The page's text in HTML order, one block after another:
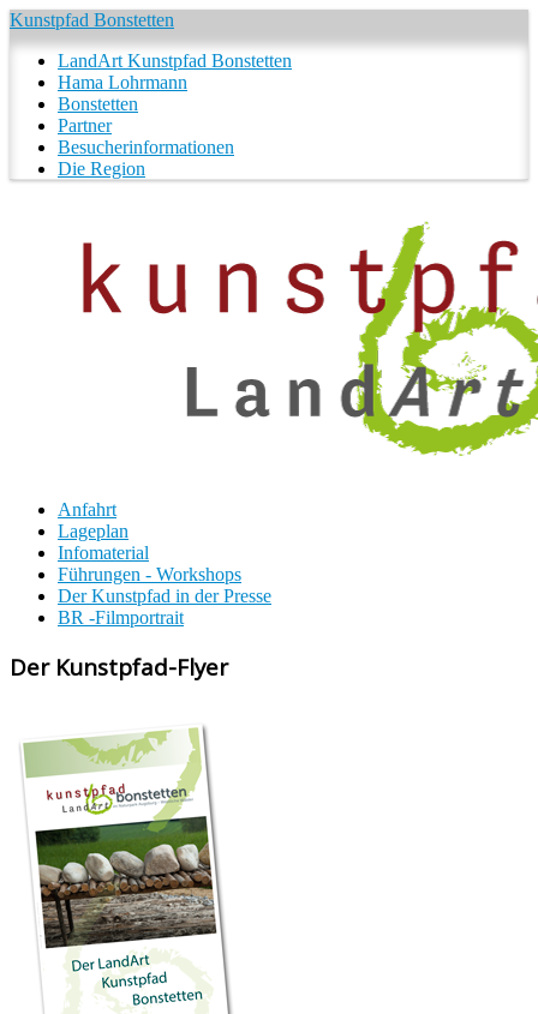
Kunstpfad Bonstetten
LandArt Kunstpfad Bonstetten
Hama Lohrmann
Bonstetten
Partner
Besucherinformationen
Die Region
Anfahrt
Lageplan
Infomaterial
Führungen - Workshops
Der Kunstpfad in der Presse
BR -Filmportrait
Der Kunstpfad-Flyer